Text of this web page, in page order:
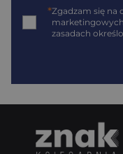
*Zgadzam się na
zasadach